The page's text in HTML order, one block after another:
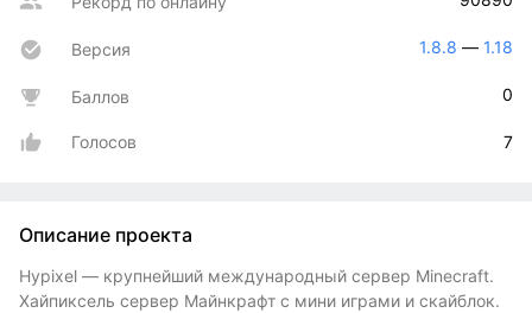
Версия 1.8.8 — 1.18
Баллов 0
Голосов 7
Описание проекта
Hypixel — крупнейший международный сервер Minecraft.
Хайпиксель сервер Майнкрафт с мини играми и скайблок.